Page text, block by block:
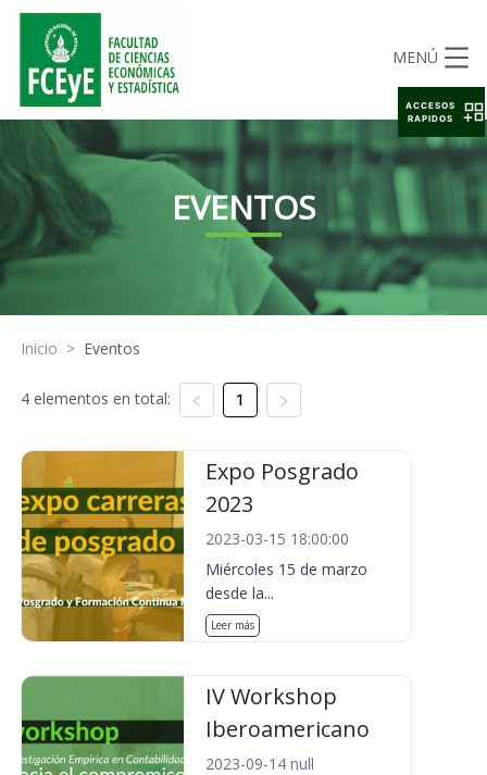
MENÚ
EVENTOS
Inicio > Eventos
4 elementos en total: 1
Expo Posgrado
2023
2023-03-15 18:00:00
Miércoles 15 de marzo
desde la...
Leer más
IV Workshop
Iberoamericano
2023-09-14 null
ACCESOS
RAPIDOS